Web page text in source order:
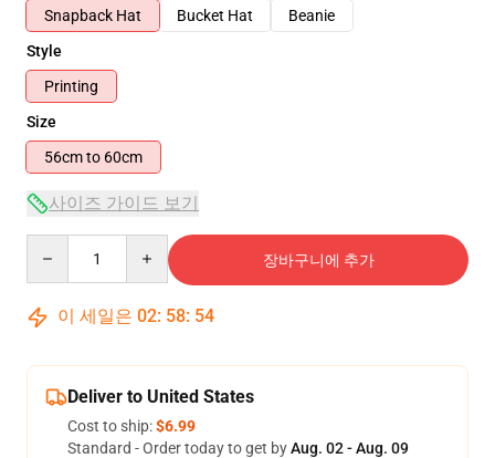
Snapback Hat
Bucket Hat
Beanie
Style
Printing
Size
56cm to 60cm
사이즈 가이드 보기
장바구니에 추가
이 세일은 02: 58: 54
Deliver to United States
Cost to ship:$6.99
Standard - Order today to get byAug. 02 - Aug. 09